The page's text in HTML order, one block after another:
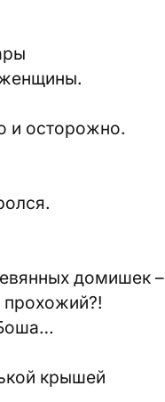
и осторожно.
домишек –
крышей